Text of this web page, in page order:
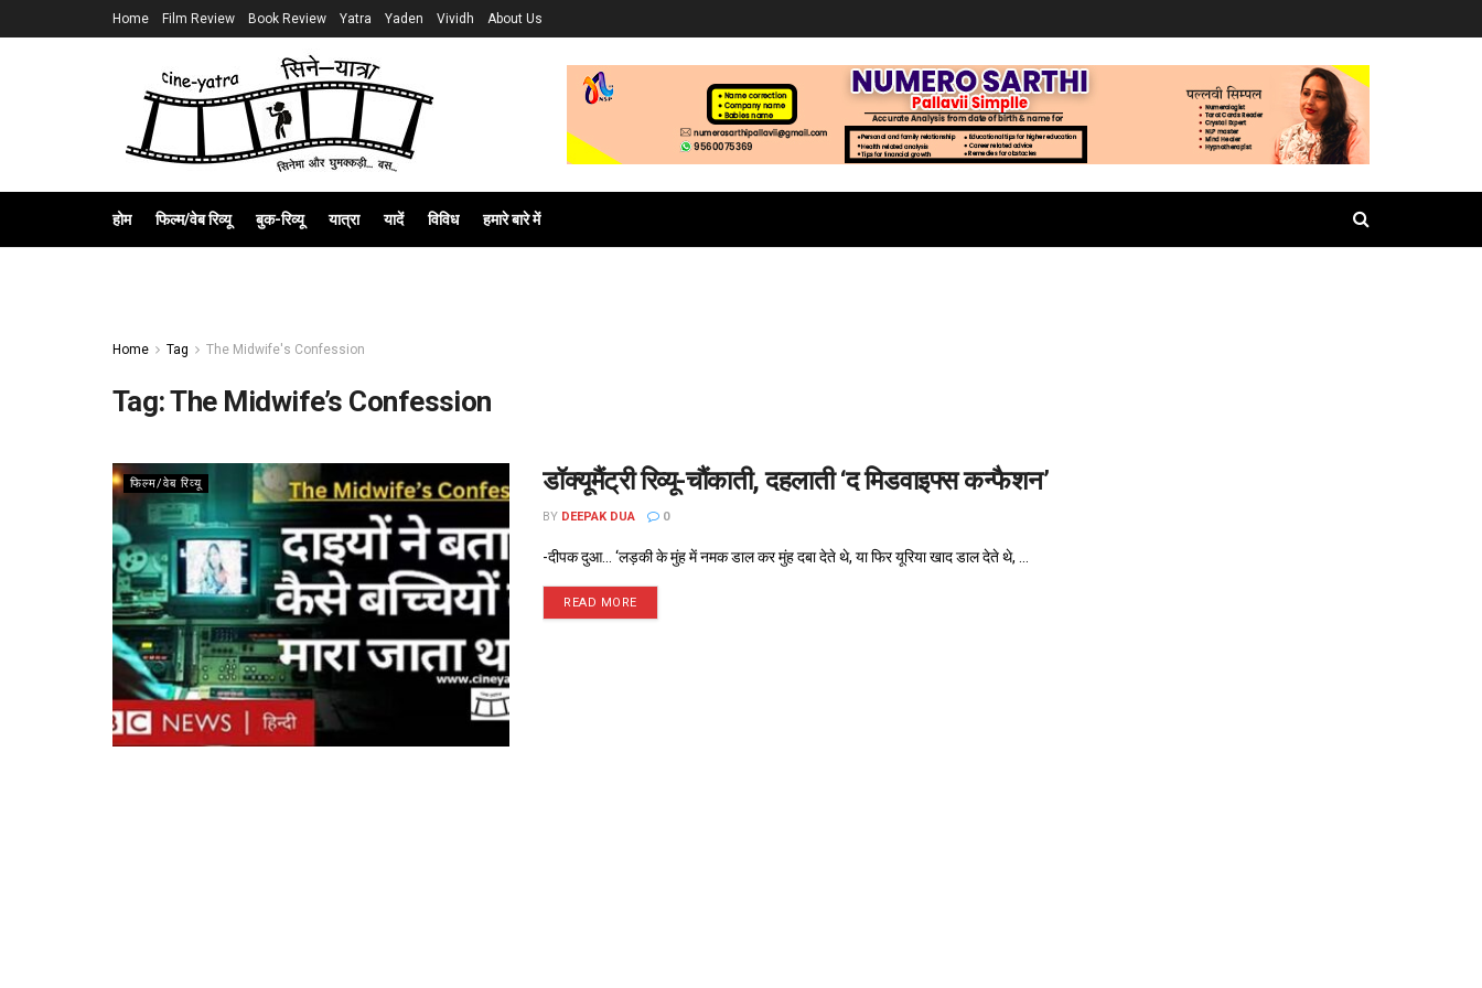
Home Film Review Book Review Yatra Yaden Vividh About Us
होम फिल्म/वेब रिव्यू बुक-रिव्यू यात्रा यादें विविध हमारे बारे में
Home Tag The Midwife's Confession
Tag:The Midwife’s Confession
फिल्म/वेब रिव्यू डॉक्यूमैंट्री रिव्यू-चौंकाती, दहलाती ‘द मिडवाइफ्स कन्फैशन’
BY DEEPAK DUA 0
-दीपक दुआ... ‘लड़की के मुंह में नमक डाल कर मुंह दबा देते थे, या फिर यूरिया खाद डाल देते थे, ...
READ MORE